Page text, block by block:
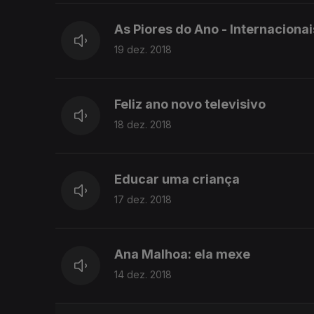
As Piores do Ano -
19 dez. 2018
Feliz ano novo televisivo
18 dez. 2018
Educar uma criança
17 dez. 2018
Ana Malhoa: ela mexe
14 dez. 2018